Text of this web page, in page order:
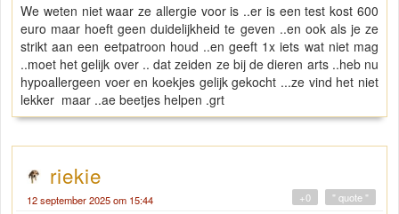
We weten niet waar ze allergie voor is ..er is een test kost 600
euro maar hoeft geen duidelijkheid te geven ..en ook als je ze
strikt aan een eetpatroon houd ..en geeft 1x iets wat niet mag
..moet het gelijk over .. dat zeiden ze bij de dieren arts ..heb nu
hypoallergeen voer en koekjes gelijk gekocht ...ze vind het niet
lekker maar ..ae beetjes helpen .grt
riekie
12 september 2025 om 15:44 " quote "
+0